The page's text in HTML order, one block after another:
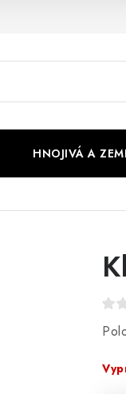
HNOJIVÁ A